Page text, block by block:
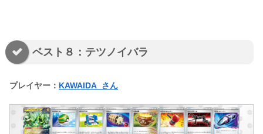
ベスト８：テツノイバラ
プレイヤー： KAWAIDA_さん